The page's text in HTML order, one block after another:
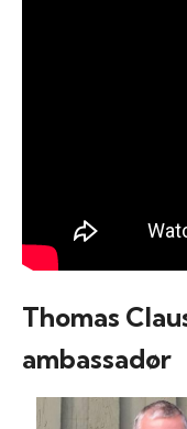
Thomas
ambassadør